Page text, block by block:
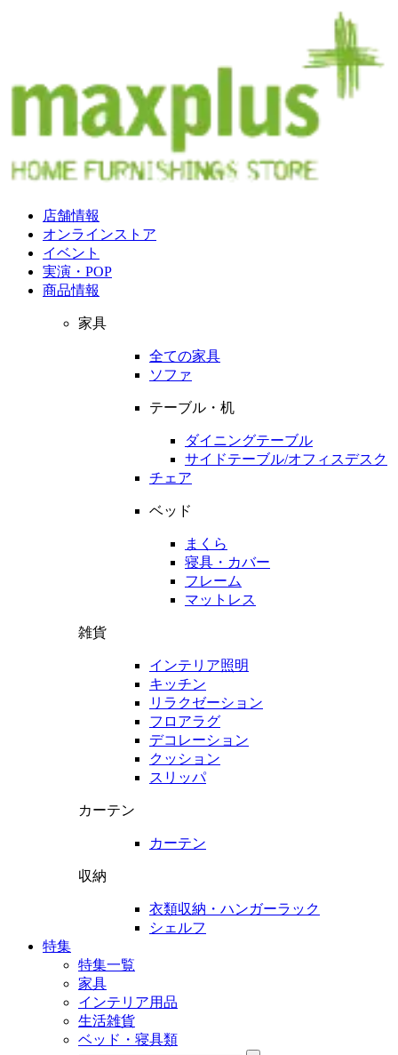
店舗情報
オンラインストア
イベント
実演・POP
商品情報
家具
全ての家具
ソファ
テーブル・机
ダイニングテーブル
サイドテーブル/オフィスデスク
チェア
ベッド
まくら
寝具・カバー
フレーム
マットレス
雑貨
インテリア照明
キッチン
リラクゼーション
フロアラグ
デコレーション
クッション
スリッパ
カーテン
カーテン
収納
衣類収納・ハンガーラック
シェルフ
特集
特集一覧
家具
インテリア用品
生活雑貨
ベッド・寝具類